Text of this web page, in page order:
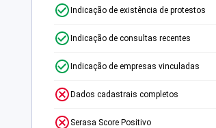
Indicação de existência de protestos
Indicação de consultas recentes
Indicação de empresas vinculadas
Dados cadastrais completos
Serasa Score Positivo